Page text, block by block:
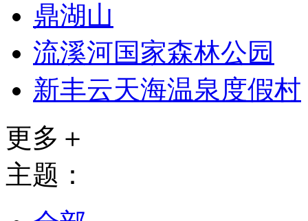
鼎湖山
流溪河国家森林公园
新丰云天海温泉度假村
更多＋
主题：